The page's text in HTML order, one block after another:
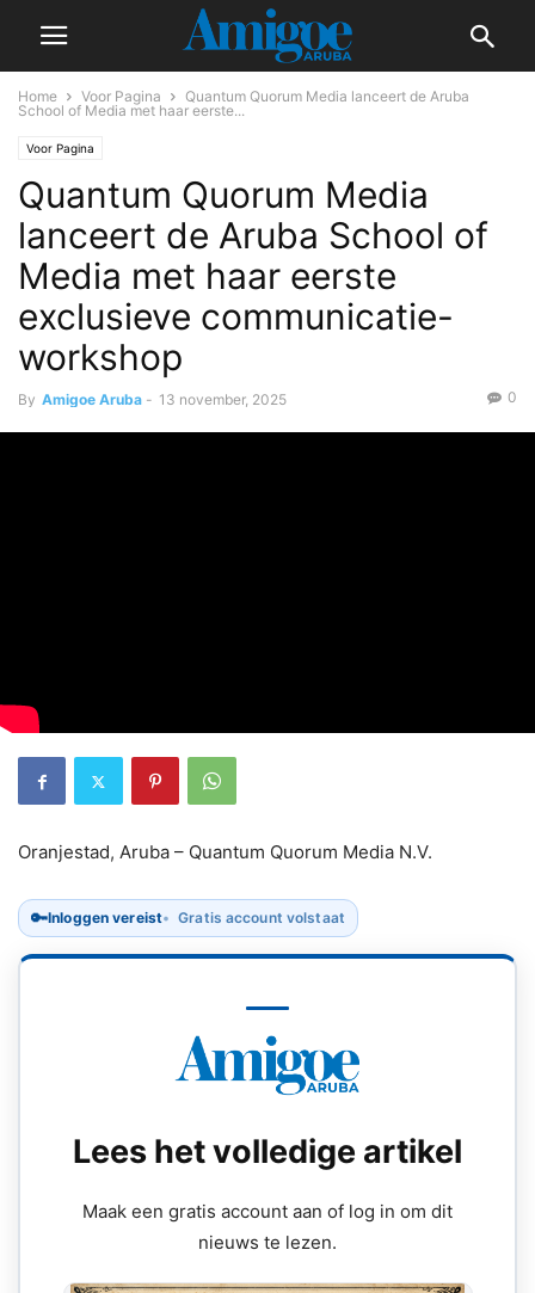
Home Voor Pagina
Quantum Quorum Media lanceert de Aruba
School of Media met haar eerste...
Voor Pagina
Quantum Quorum Media
lanceert de Aruba School of
Media met haar eerste
exclusieve communicatie-
workshop
By Amigoe Aruba - 13 november, 2025 0
Oranjestad, Aruba – Quantum Quorum Media N.V.
🔑Inloggen vereist Gratis account volstaat
Lees het volledige artikel
Maak een gratis account aan of log in om dit
nieuws te lezen.